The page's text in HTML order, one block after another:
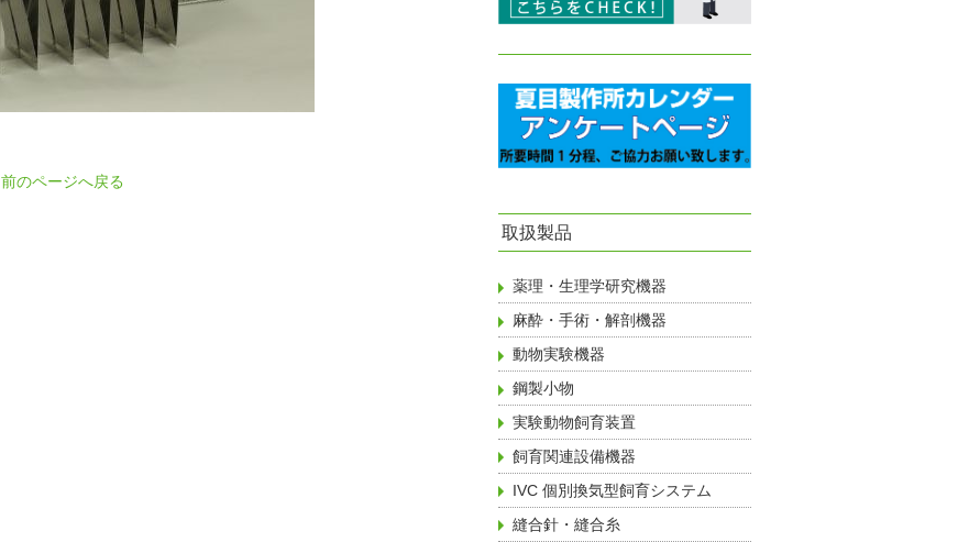
前のページへ戻る
取扱製品
薬理・生理学研究機器
麻酔・手術・解剖機器
動物実験機器
鋼製小物
実験動物飼育装置
飼育関連設備機器
IVC 個別換気型飼育システム
縫合針・縫合糸